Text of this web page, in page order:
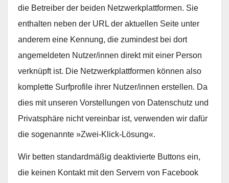
die Betreiber der beiden Netzwerkplattformen. Sie
enthalten neben der URL der aktuellen Seite unter
anderem eine Kennung, die zumindest bei dort
angemeldeten Nutzer/innen direkt mit einer Person
verknüpft ist. Die Netzwerkplattformen können also
komplette Surfprofile ihrer Nutzer/innen erstellen. Da
dies mit unseren Vorstellungen von Datenschutz und
Privatsphäre nicht vereinbar ist, verwenden wir dafür
die sogenannte »Zwei-Klick-Lösung«.
Wir betten standardmäßig deaktivierte Buttons ein,
die keinen Kontakt mit den Servern von Facebook